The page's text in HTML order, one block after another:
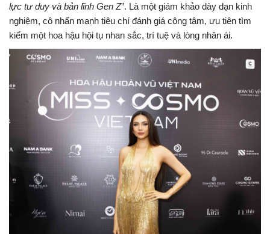
lực tư duy và bản lĩnh Gen Z”. Là một giám khảo dày dạn kinh
nghiệm, cô nhấn mạnh tiêu chí đánh giá công tâm, ưu tiên tìm
kiếm một hoa hậu hội tụ nhan sắc, trí tuệ và lòng nhân ái.